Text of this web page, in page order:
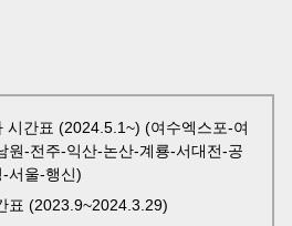
시간표 (2024.5.1~) (여수엑스포-여
원-전주-익산-논산-계룡-서대전-공
서울-행신)
표 (2023.9~2024.3.29)